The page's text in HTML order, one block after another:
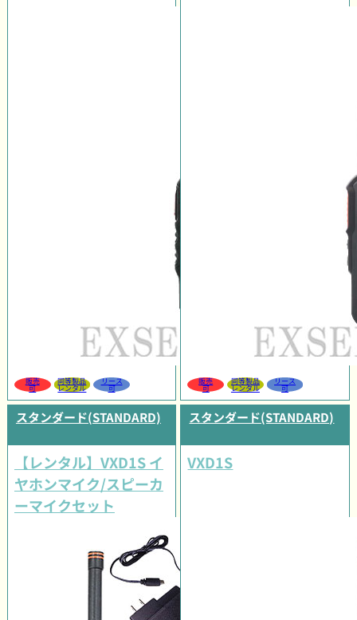
販売
可
同等製品
レンタル
リース
可
販売
可
同等製品
レンタル
リース
可
スタンダード(STANDARD)
【レンタル】VXD1S イ
ヤホンマイク/スピーカ
ーマイクセット
スタンダード(STANDARD)
VXD1S